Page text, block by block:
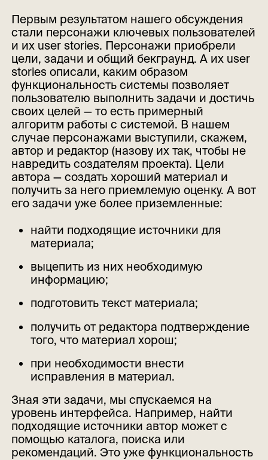
Первым результатом нашего обсуждения
стали персонажи ключевых пользователей
и их user stories. Персонажи приобрели
цели, задачи и общий бекграунд. А их user
stories описали, каким образом
функциональность системы позволяет
пользователю выполнить задачи и достичь
своих целей — то есть примерный
алгоритм работы с системой. В нашем
случае персонажами выступили, скажем,
автор и редактор (назову их так, чтобы не
навредить создателям проекта). Цели
автора — создать хороший материал и
получить за него приемлемую оценку. А вот
его задачи уже более приземленные:
найти подходящие источники для
материала;
выцепить из них необходимую
информацию;
подготовить текст материала;
получить от редактора подтверждение
того, что материал хорош;
при необходимости внести
исправления в материал.
Зная эти задачи, мы спускаемся на
уровень интерфейса. Например, найти
подходящие источники автор может с
помощью каталога, поиска или
рекомендаций. Это уже функциональность